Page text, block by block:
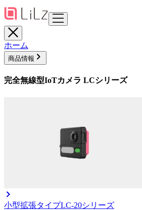
ホーム
商品情報
完全無線型IoTカメラ LCシリーズ
小型拡張タイプLC-20シリーズ